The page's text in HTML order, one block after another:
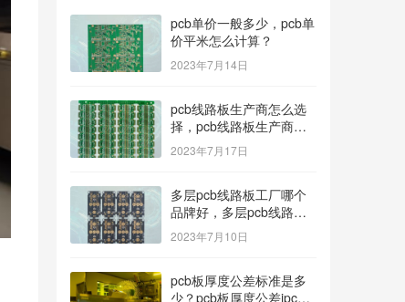
pcb单价一般多少，pcb单
价平米怎么计算？
2023年7月14日
pcb线路板生产商怎么选
择，pcb线路板生产商找
哪家好？
2023年7月17日
多层pcb线路板工厂哪个
品牌好，多层pcb线路板
厂家哪家产品好？
2023年7月10日
pcb板厚度公差标准是多
少？pcb板厚度公差ipc标